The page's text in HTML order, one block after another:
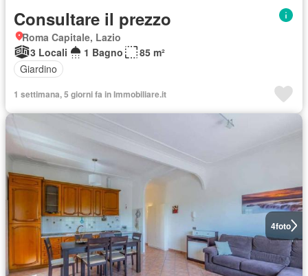
Consultare il prezzo
Roma Capitale, Lazio
3 Locali
1 Bagno
85 m²
Giardino
1 settimana, 5 giorni fa in Immobiliare.it
4foto